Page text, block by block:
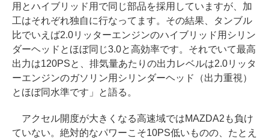
用とハイブリッド用で同じ部品を採用していますが、加
工はそれぞれ独自に行なってます。その結果、タンブル
比でいえば2.0リッターエンジンのハイブリッド用シリン
ダーヘッドとほぼ同じ3.0と高効率です。それでいて最高
出力は120PSと、排気量あたりの出力レベルは2.0リッタ
ーエンジンのガソリン用シリンダーヘッド（出力重視）
とほぼ同水準です」と語る。
アクセル開度が大きくなる高速域ではMAZDA2も負け
ていない。絶対的なパワーこそ10PS低いものの、たとえ